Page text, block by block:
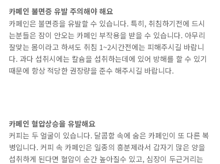
카페인 불면증 유발 주의해야 해요
카페인은 불면증을 유발할 수 있습니다. 특히, 취침하기전에 드시
는분들은 잠이 안오는 카페인 부작용을 받을 수 있습니다. 아무리
잘맞는 몸이라고 하셔도 취침 1~2시간전에는 피해주시길 바랍니
다. 과다 섭취시에는 칼슘을 섭취하는데에 있어 방해를 할 수 있기
때문에 항상 적당한 권장량을 준수 해주시길 바랍니다.
카페인 혈압상승을 유발해요
커피는 두 얼굴이 있습니다. 달콤함 속에 숨은 카페인이 또 다른 복
병입니다. 커피 속 카페인은 일종의 흥분제라서 갑자기 많은 양을
섭취하게 된다면 혈압이 순간 높아질수 있고, 심장이 두근거리는